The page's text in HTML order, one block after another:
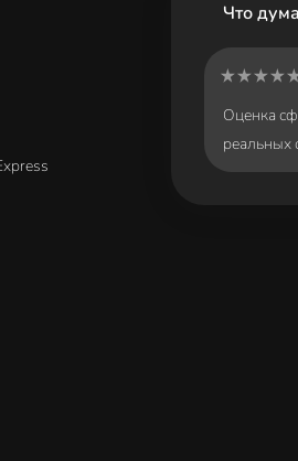
Что
Оценка
реальных